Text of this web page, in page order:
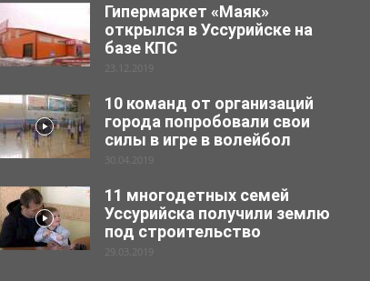
Гипермаркет «Маяк»
открылся в Уссурийске на
базе КПС
23.12.2019
10 команд от организаций
города попробовали свои
силы в игре в волейбол
30.04.2019
11 многодетных семей
Уссурийска получили землю
под строительство
29.03.2019